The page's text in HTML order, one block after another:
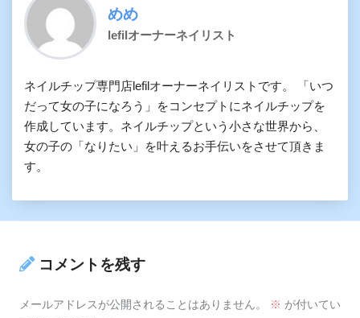
めめ
lefilオーナーネイリスト
ネイルチップ専門店lefilオーナーネイリストです。 「いつ
だって女の子になろう」をコンセプトにネイルチップを
作成しています。ネイルチップという小さな世界から、
女の子の「なりたい」を叶えるお手伝いをさせて頂きま
す。
コメントを残す
メールアドレスが公開されることはありません。 ※ が付いてい